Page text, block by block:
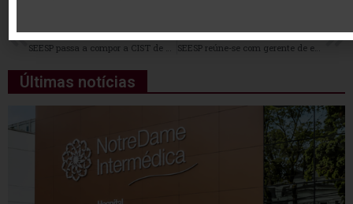
ANTERIOR PRÓXIMO
SEESP reúne-se com gerente de enfermagem e coordenadores do Hospital de Caridade São Vicente de Paulo para tratar de atraso do 13º salário dos enfermeiros
Últimas notícias